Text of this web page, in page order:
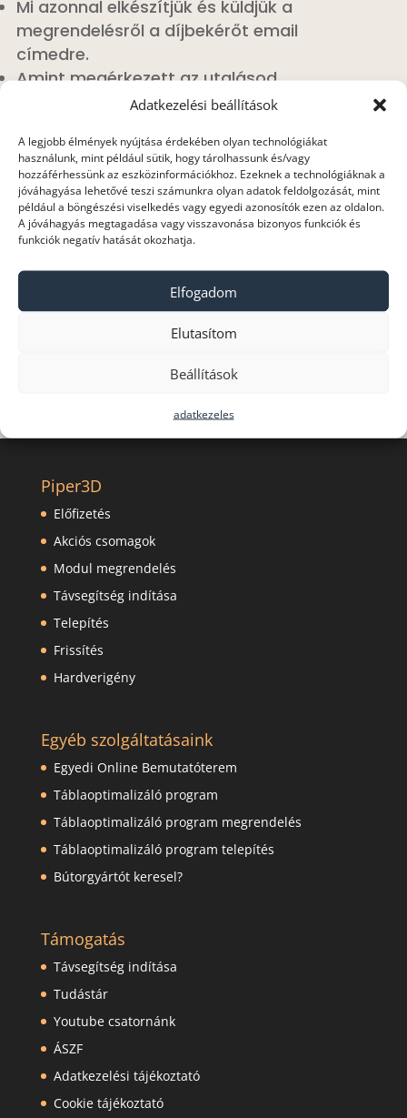
Adatkezelési beállítások
A legjobb élmények nyújtása érdekében olyan technológiákat
használunk, mint például sütik, hogy tárolhassunk és/vagy
hozzáférhessünk az eszközinformációkhoz. Ezeknek a technológiáknak a
jóváhagyása lehetővé teszi számunkra olyan adatok feldolgozását, mint
például a böngészési viselkedés vagy egyedi azonosítók ezen az oldalon.
A jóváhagyás megtagadása vagy visszavonása bizonyos funkciók és
funkciók negatív hatását okozhatja.
Elfogadom
Elutasítom
Beállítások
adatkezeles
Mi azonnal elkészítjük és küldjük a
megrendelésről a díjbekérőt email
címedre.
Amint megérkezett az utalásod,
elküldjük a végszámlát, aktiváljuk a
hozzá tartozó szükséges információt.
 Segítségre szorulsz?
Hívj minket a 06-26-361-347-en, vagy a 06-20-
510-8511-es számon, vagy hagyj üzenetet a
hello@piper.huemail címen.
Piper3D
Előfizetés
Akciós csomagok
Modul megrendelés
Távsegítség indítása
Telepítés
Frissítés
Hardverigény
Egyéb szolgáltatásaink
Egyedi Online Bemutatóterem
Táblaoptimalizáló program
Táblaoptimalizáló program megrendelés
Táblaoptimalizáló program telepítés
Bútorgyártót keresel?
Támogatás
Távsegítség indítása
Tudástár
Youtube csatornánk
ÁSZF
Adatkezelési tájékoztató
Cookie tájékoztató